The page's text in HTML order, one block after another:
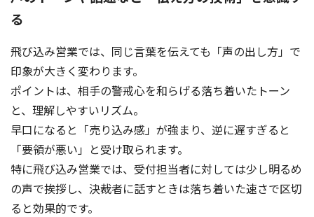
る
飛び込み営業では、同じ言葉を伝えても「声の出し方」で
印象が大きく変わります。
ポイントは、相手の警戒心を和らげる落ち着いたトーン
と、理解しやすいリズム。
早口になると「売り込み感」が強まり、逆に遅すぎると
「要領が悪い」と受け取られます。
特に飛び込み営業では、受付担当者に対しては少し明るめ
の声で挨拶し、決裁者に話すときは落ち着いた速さで区切
ると効果的です。